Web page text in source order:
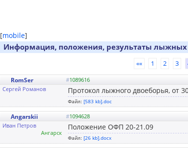
[mobile]
Информация, положения, результаты лыжных
«« 1 2 3
RomSer #1089616
Сергей Романов
Протокол лыжного двоеборья, от
Файл: [583 kb].doc
Angarskii #1094628
Иван Петров
Ангарск
Положение ОФП 20-21.09
Файл: [26 kb].docx